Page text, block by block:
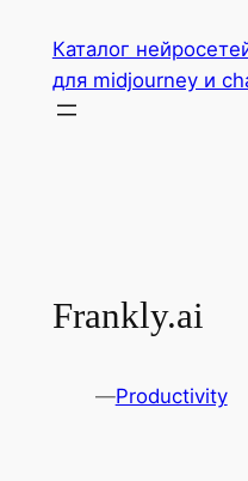
содержимому
Каталог
для midjourney и
Frankly.ai
—Productivity